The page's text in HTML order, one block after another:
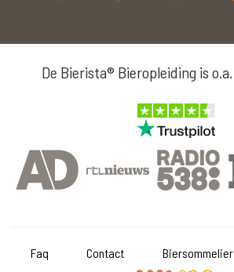
De Bierista® Bieropleiding is
Faq Contact Biersommelier